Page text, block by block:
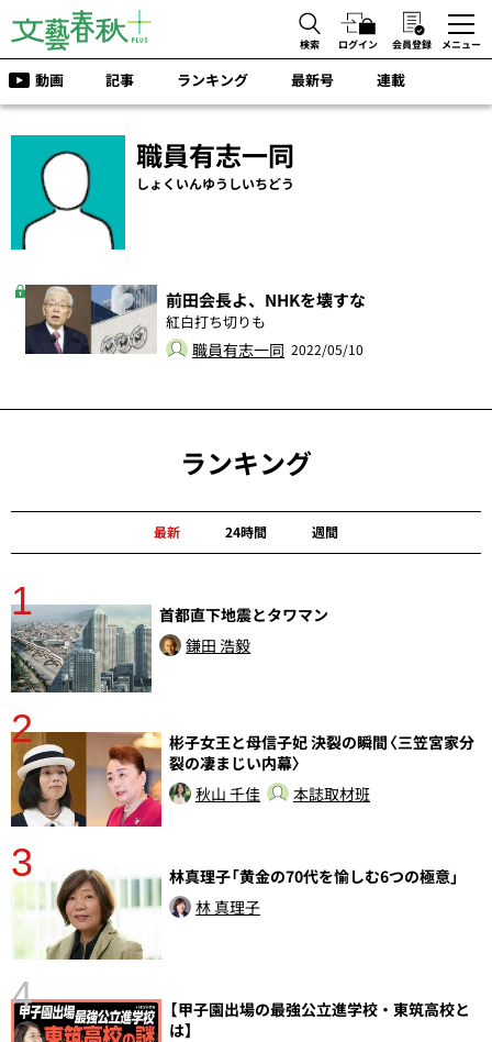
検索 ログイン 会員登録 メニュー
動画 記事 ランキング 最新号 連載
職員有志一同
しょくいんゆうしいちどう
前田会長よ、NHKを壊すな
紅白打ち切りも
職員有志一同 2022/05/10
ランキング
最新 24時間 週間
1
首都直下地震とタワマン
鎌田 浩毅
2
彬子女王と母信子妃 決裂の瞬間〈三笠宮家分
裂の凄まじい内幕〉
秋山 千佳
本誌取材班
3
林真理子「黄金の70代を愉しむ6つの極意」
林 真理子
4
【甲子園出場の最強公立進学校・東筑高校と
は】